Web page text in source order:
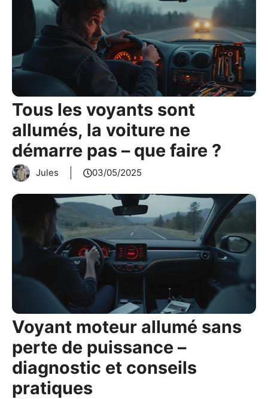
Tous les voyants sont
allumés, la voiture ne
démarre pas – que faire ?
Jules 03/05/2025
Voyant moteur allumé sans
perte de puissance –
diagnostic et conseils
pratiques